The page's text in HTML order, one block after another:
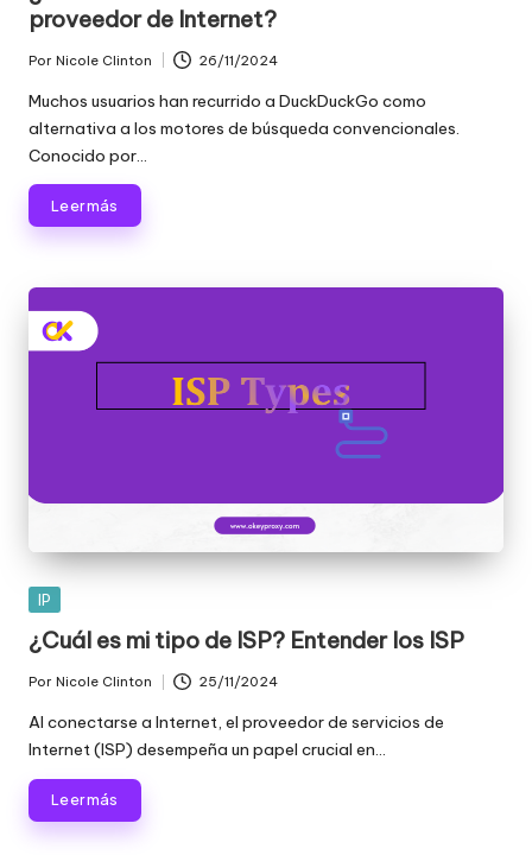
proveedor de Internet?
Publicado
por
Por Nicole Clinton 26/11/2024
Muchos usuarios han recurrido a DuckDuckGo como
alternativa a los motores de búsqueda convencionales.
Conocido por...
Leer más
Publicada
IP
¿Cuál es mi tipo de ISP? Entender los ISP
por
Por Nicole Clinton 25/11/2024
Al conectarse a Internet, el proveedor de servicios de
Internet (ISP) desempeña un papel crucial en...
Leer más